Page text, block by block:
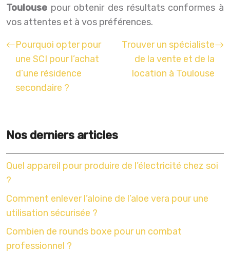
Toulouse pour obtenir des résultats conformes à
vos attentes et à vos préférences.
Pourquoi opter pour
une SCI pour l’achat
d’une résidence
secondaire ?
Trouver un spécialiste
de la vente et de la
location à Toulouse
Nos derniers articles
Quel appareil pour produire de l’électricité chez soi
?
Comment enlever l’aloine de l’aloe vera pour une
utilisation sécurisée ?
Combien de rounds boxe pour un combat
professionnel ?